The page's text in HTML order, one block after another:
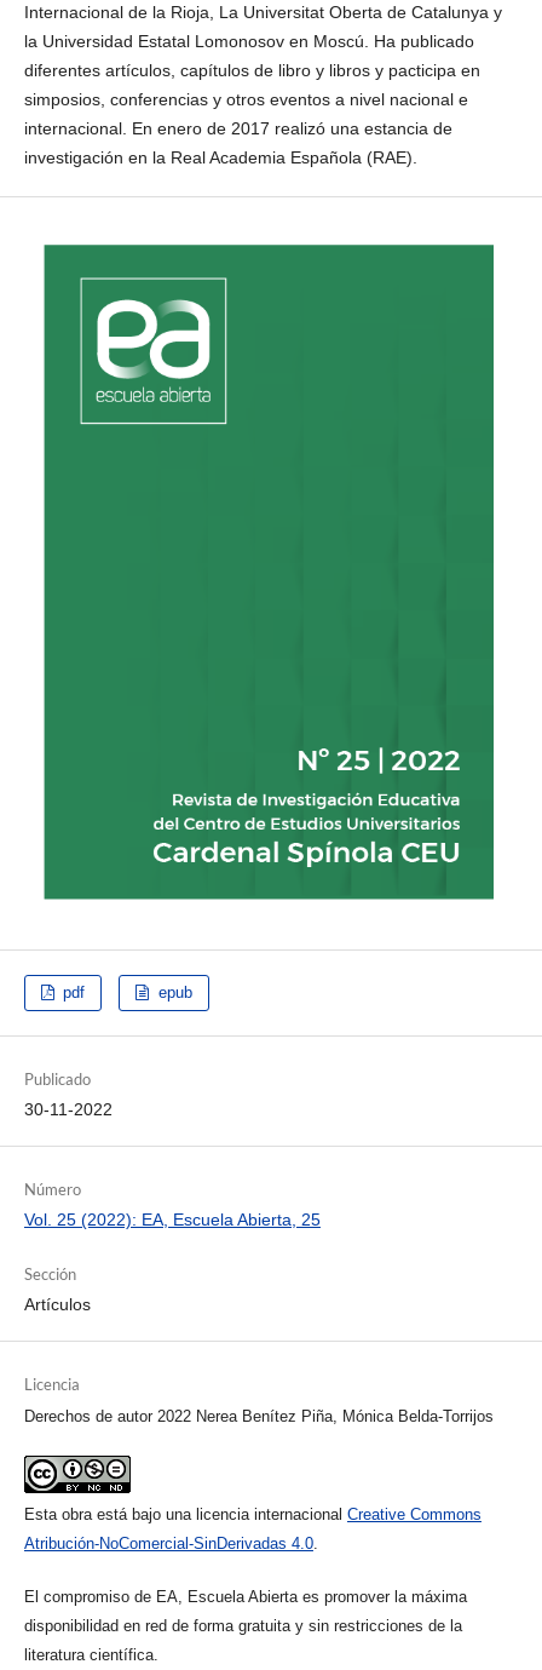
Internacional de la Rioja, La Universitat Oberta de Catalunya y
la Universidad Estatal Lomonosov en Moscú. Ha publicado
diferentes artículos, capítulos de libro y libros y pacticipa en
simposios, conferencias y otros eventos a nivel nacional e
internacional. En enero de 2017 realizó una estancia de
investigación en la Real Academia Española (RAE).
pdf epub
Publicado
30-11-2022
Número
Vol. 25 (2022): EA, Escuela Abierta, 25
Sección
Artículos
Licencia
Derechos de autor 2022 Nerea Benítez Piña, Mónica Belda-Torrijos
Esta obra está bajo una licencia internacional Creative Commons
Atribución-NoComercial-SinDerivadas 4.0.
El compromiso de EA, Escuela Abierta es promover la máxima
disponibilidad en red de forma gratuita y sin restricciones de la
literatura científica.